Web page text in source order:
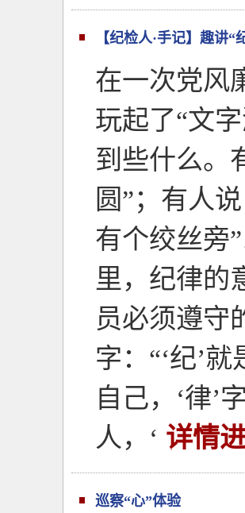
【纪检人·手记】趣讲“
在一次党风
玩起了“文
到些什么。
圆”；有人
有个绞丝旁
里，纪律的
员必须遵守
字：“‘纪’
自己，‘律’
人，‘ 详情
巡察“心”体验